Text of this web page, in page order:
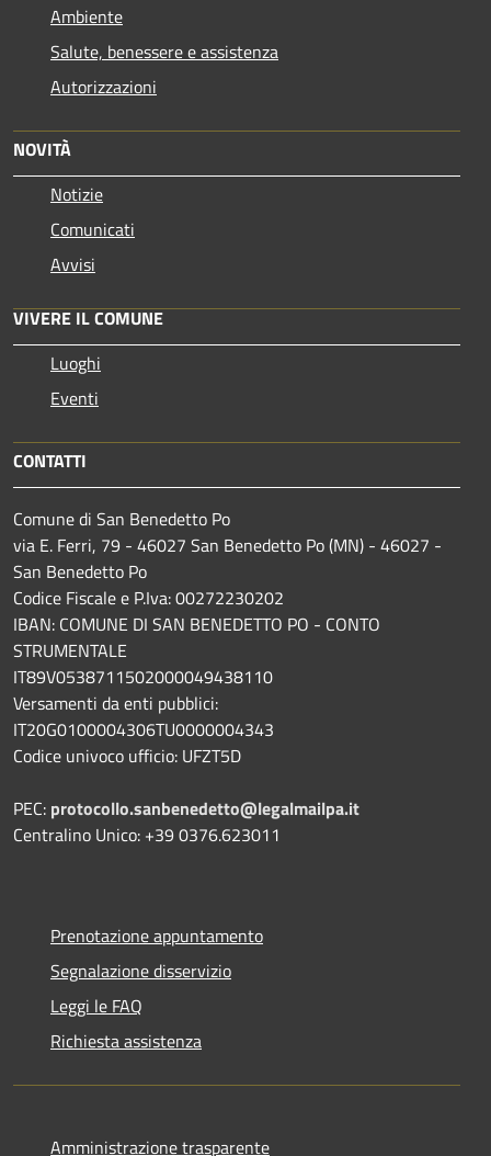
Ambiente
Salute, benessere e assistenza
Autorizzazioni
NOVITÀ
Notizie
Comunicati
Avvisi
VIVERE IL COMUNE
Luoghi
Eventi
CONTATTI
Comune di San Benedetto Po
via E. Ferri, 79 - 46027 San Benedetto Po (MN) - 46027 -
San Benedetto Po
Codice Fiscale e P.Iva: 00272230202
IBAN: COMUNE DI SAN BENEDETTO PO - CONTO
STRUMENTALE
IT89V0538711502000049438110
Versamenti da enti pubblici:
IT20G0100004306TU0000004343
Codice univoco ufficio: UFZT5D
PEC: protocollo.sanbenedetto@legalmailpa.it
Centralino Unico: +39 0376.623011
Prenotazione appuntamento
Segnalazione disservizio
Leggi le FAQ
Richiesta assistenza
Amministrazione trasparente